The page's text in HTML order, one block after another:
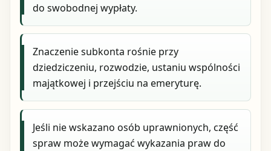
do swobodnej wypłaty.
Znaczenie subkonta rośnie przy
dziedziczeniu, rozwodzie, ustaniu wspólności
majątkowej i przejściu na emeryturę.
Jeśli nie wskazano osób uprawnionych, część
spraw może wymagać wykazania praw do